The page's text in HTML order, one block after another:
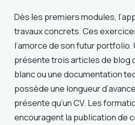
Dès les premiers modules,
travaux concrets. Ces
l’amorce de son futur portfolio.
présente trois articles de blog
blanc ou une documentation
possède une longueur
présente qu’un CV. Les
encouragent la publication de